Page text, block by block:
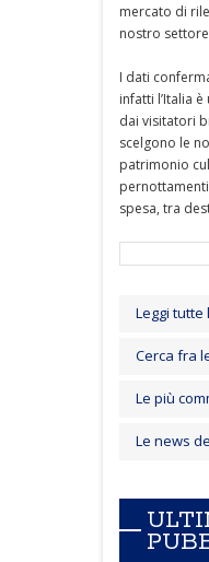
mercato di
nostro
I dati
infatti l’Italia
dai visitatori
scelgono le
patrimonio
spesa, tra
Leggi tutte
Cerca fra
Le più
Le news